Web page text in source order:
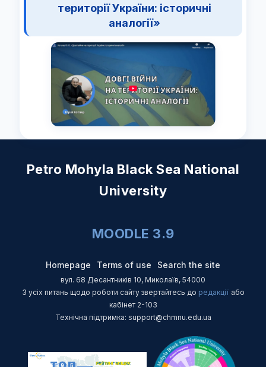
території України: історичні
аналогії»
Petro Mohyla Black Sea National
University
MOODLE 3.9
Homepage Terms of use Search the site
вул. 68 Десантників 10, Миколаїв, 54000
З усіх питань щодо роботи сайту звертайтесь до редакції або
кабінет 2-103
Технічна підтримка: support@chmnu.edu.ua